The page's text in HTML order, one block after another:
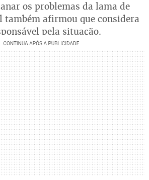
os problemas da lama de
também afirmou que considera
pela situação.